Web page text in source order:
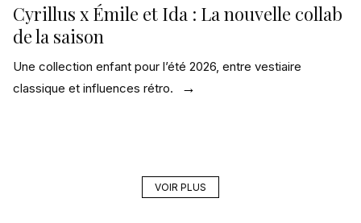
Cyrillus x Émile et Ida : La nouvelle collab
de la saison
Une collection enfant pour l’été 2026, entre vestiaire
classique et influences rétro.
VOIR PLUS